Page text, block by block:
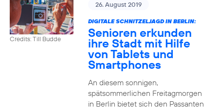
Credits: Till Budde
26. August 2019
DIGITALE SCHNITZELJAGD IN BERLIN:
Senioren erkunden
ihre Stadt mit Hilfe
von Tablets und
Smartphones
An diesem sonnigen,
spätsommerlichen Freitagmorgen
in Berlin bietet sich den Passanten